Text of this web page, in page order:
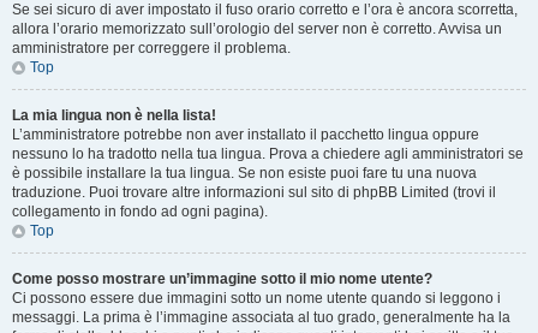
Se sei sicuro di aver impostato il fuso orario corretto e l’ora è ancora scorretta,
allora l’orario memorizzato sull’orologio del server non è corretto. Avvisa un
amministratore per correggere il problema.
Top
La mia lingua non è nella lista!
L’amministratore potrebbe non aver installato il pacchetto lingua oppure
nessuno lo ha tradotto nella tua lingua. Prova a chiedere agli amministratori se
è possibile installare la tua lingua. Se non esiste puoi fare tu una nuova
traduzione. Puoi trovare altre informazioni sul sito di phpBB Limited (trovi il
collegamento in fondo ad ogni pagina).
Top
Come posso mostrare un’immagine sotto il mio nome utente?
Ci possono essere due immagini sotto un nome utente quando si leggono i
messaggi. La prima è l’immagine associata al tuo grado, generalmente ha la